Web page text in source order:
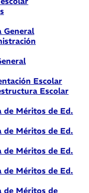
General
Escolar
Escolar
Méritos de Ed.
Méritos de Ed.
Méritos de Ed.
Méritos de Ed.
de Méritos de